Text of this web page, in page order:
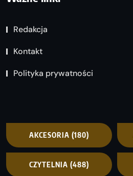
Redakcja
Kontakt
Polityka prywatności
AKCESORIA (180)
CZYTELNIA (488)